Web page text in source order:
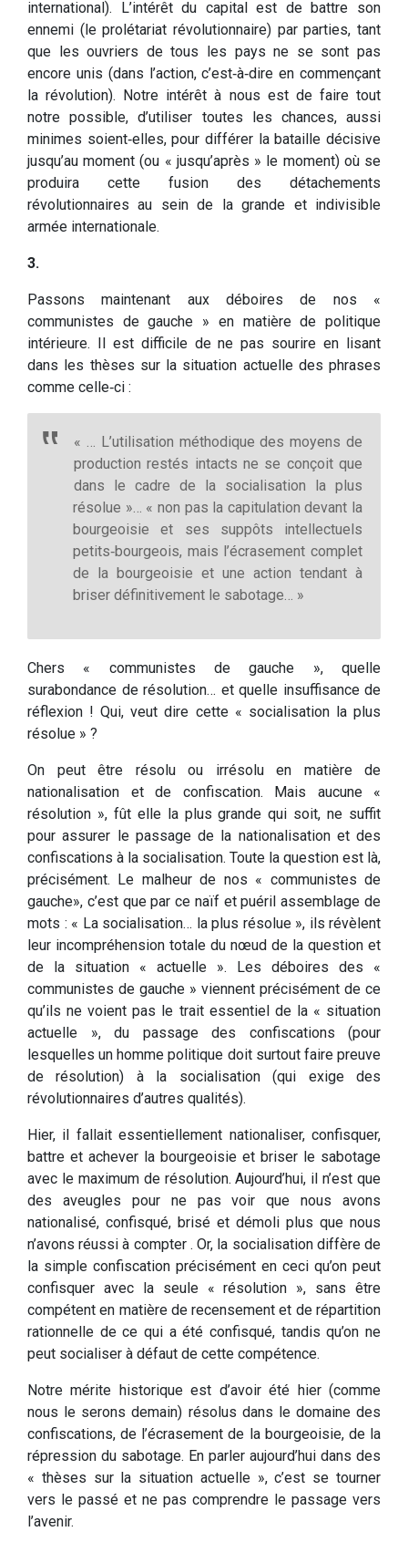
international). L’intérêt du capital est de battre son
ennemi (le prolétariat révolutionnaire) par parties, tant
que les ouvriers de tous les pays ne se sont pas
encore unis (dans l’action, c’est‑à‑dire en commençant
la révolu­tion). Notre intérêt à nous est de faire tout
notre possible, d’utiliser toutes les chances, aussi
minimes soient‑elles, pour différer la bataille décisive
jusqu’au moment (ou « jusqu’après » le moment) où se
produira cette fusion des détachements
révolutionnaires au sein de la grande et indivisible
armée internationale.
3.
Passons maintenant aux déboires de nos «
communistes de gauche » en matière de politique
intérieure. Il est difficile de ne pas sourire en lisant
dans les thèses sur la situation actuelle des phrases
comme celle‑ci :
« … L’utilisation méthodique des moyens de
production restés intacts ne se conçoit que
dans le cadre de la socialisation la plus
résolue »… « non pas la capitulation devant la
bourgeoisie et ses suppôts intellectuels
petits‑bourgeois, mais l’écrasement complet
de la bourgeoisie et une action tendant à
briser définitivement le sabotage… »
Chers « communistes de gauche », quelle
surabondance de résolution… et quelle insuffisance de
réflexion ! Qui, veut dire cette « socialisation la plus
résolue » ?
On peut être résolu ou irrésolu en matière de
nationalisation et de confiscation. Mais aucune «
résolution », fût elle la plus grande qui soit, ne suffit
pour assurer le passage de la nationalisation et des
confiscations à la socialisation. Toute la question est là,
précisément. Le malheur de nos « communistes de
gauche», c’est que par ce naïf et puéril assemblage de
mots : « La socialisation… la plus résolue », ils révèlent
leur incompréhension totale du nœud de la question et
de la situation « actuelle ». Les déboires des «
communistes de gauche » viennent précisément de ce
qu’ils ne voient pas le trait essentiel de la « situation
actuelle », du passage des confiscations (pour
lesquelles un homme politique doit surtout faire preuve
de résolution) à la socialisation (qui exige des
révolutionnaires d’autres qualités).
Hier, il fallait essentiellement nationaliser, confisquer,
battre et achever la bourgeoisie et briser le sabotage
avec le maximum de résolution. Aujourd’hui, il n’est que
des aveugles pour ne pas voir que nous avons
nationalisé, confisqué, brisé et démoli plus que nous
n’avons réussi à compter . Or, la socialisation diffère de
la simple confiscation précisément en ceci qu’on peut
confisquer avec la seule « résolution », sans être
compétent en matière de recensement et de répartition
rationnelle de ce qui a été confisqué, tandis qu’on ne
peut socialiser à défaut de cette compétence.
Notre mérite historique est d’avoir été hier (comme
nous le serons demain) résolus dans le domaine des
confiscations, de l’écrasement de la bourgeoisie, de la
répression du sabotage. En parler aujourd’hui dans des
« thèses sur la situation actuelle », c’est se tourner
vers le passé et ne pas comprendre le passage vers
l’avenir.